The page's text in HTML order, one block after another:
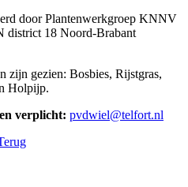
door Plantenwerkgroep KNNV
district 18 Noord-Brabant
zijn gezien: Bosbies, Rijstgras,
Holpijp.
verplicht: pvdwiel@telfort.nl